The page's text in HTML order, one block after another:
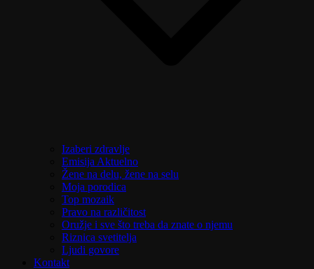
Izaberi zdravlje
Emisija Aktuelno
Žene na delu, žene na selu
Moja porodica
Top mozaik
Pravo na različitost
Oružje i sve što treba da znate o njemu
Riznica svetitelja
Ljudi govore
Kontakt